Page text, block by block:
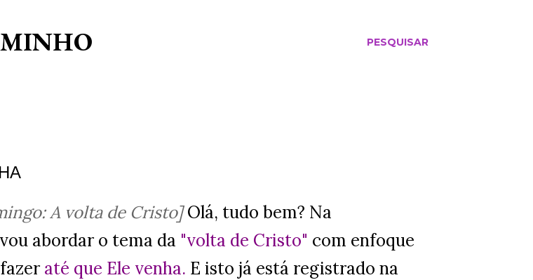
PESQUISAR
A volta de Cristo]Olá, tudo bem? Na
abordar o tema da "volta de Cristo" com enfoque
até que Ele venha. E isto já está registrado na